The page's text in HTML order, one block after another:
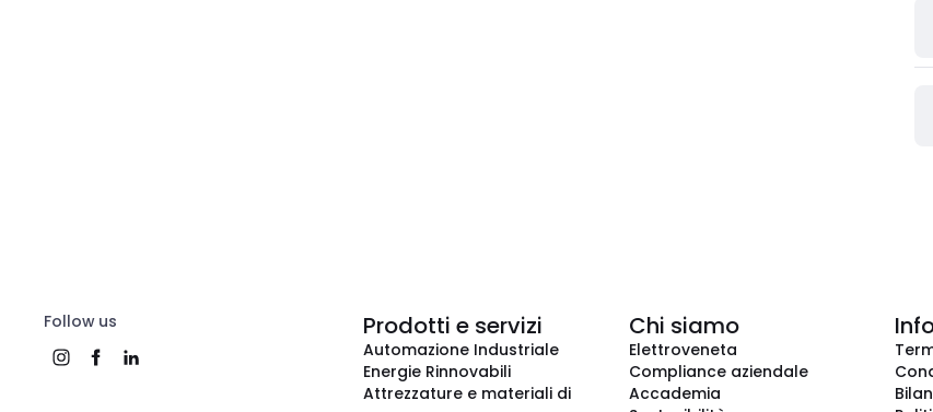
Follow us Prodotti e servizi
Automazione Industriale
Energie Rinnovabili
Attrezzature e materiali di
Chi siamo
Elettroveneta
Compliance aziendale
Accademia